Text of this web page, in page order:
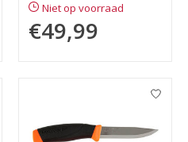
Niet op voorraad
€49,99